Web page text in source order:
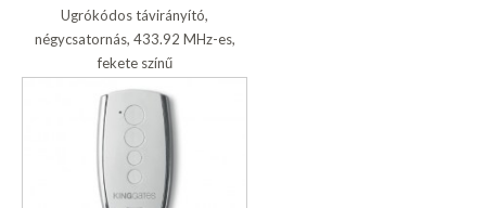
Ugrókódos távirányító,
négycsatornás, 433.92 MHz-es,
fekete színű